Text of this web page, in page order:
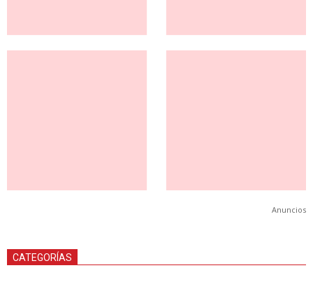
Anuncios
CATEGORÍAS